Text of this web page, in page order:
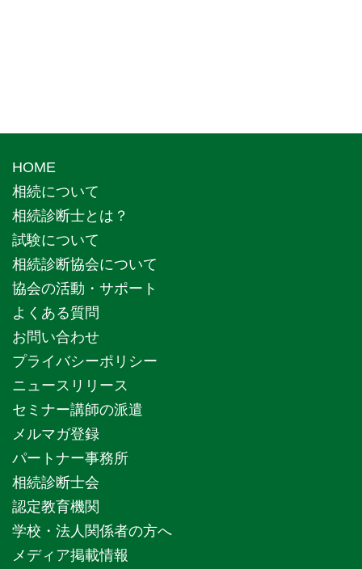
HOME
相続について
相続診断士とは？
試験について
相続診断協会について
協会の活動・サポート
よくある質問
お問い合わせ
プライバシーポリシー
ニュースリリース
セミナー講師の派遣
メルマガ登録
パートナー事務所
相続診断士会
認定教育機関
学校・法人関係者の方へ
メディア掲載情報